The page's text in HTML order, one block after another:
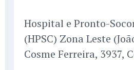
Hospital e Pronto-
(HPSC) Zona Leste
Cosme Ferreira, 3937,